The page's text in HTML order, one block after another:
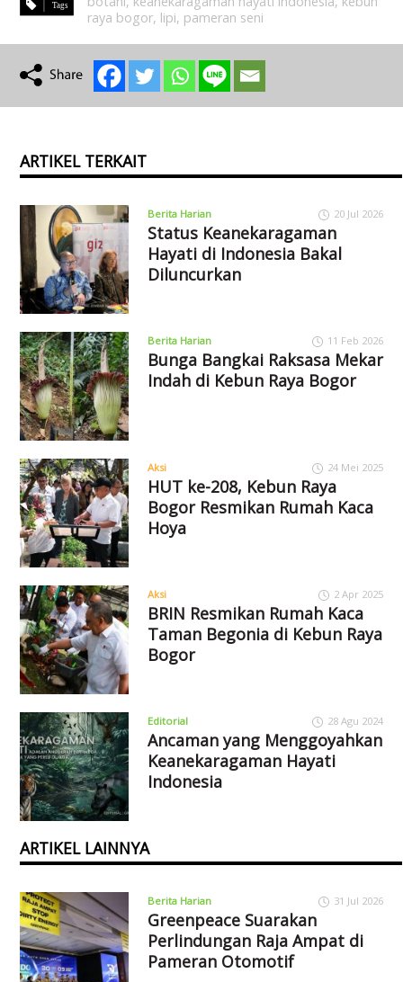
raya bogor, lipi, pameran seni
ARTIKEL TERKAIT
Berita Harian 20 Jul 2026
Status Keanekaragaman
Hayati di Indonesia Bakal
Diluncurkan
Berita Harian 11 Feb 2026
Bunga Bangkai Raksasa Mekar
Indah di Kebun Raya Bogor
Aksi 24 Mei 2025
HUT ke-208, Kebun Raya
Bogor Resmikan Rumah Kaca
Hoya
Aksi 2 Apr 2025
BRIN Resmikan Rumah Kaca
Taman Begonia di Kebun Raya
Bogor
Editorial 28 Agu 2024
Ancaman yang Menggoyahkan
Keanekaragaman Hayati
Indonesia
ARTIKEL LAINNYA
Berita Harian 31 Jul 2026
Greenpeace Suarakan
Perlindungan Raja Ampat di
Pameran Otomotif